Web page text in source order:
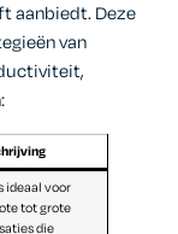
aanbiedt. Deze
van
ideaal voor
tot grote
die